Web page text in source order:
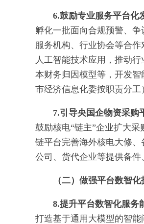
6.鼓励专业服务平台化
孵化一批面向合规预警、
服务机构、行业协会等合
人工智能技术应用，推动
本财务归因模型等，开发智
市经济信息化委按职责分工
7.引导央国企物资采购
鼓励核电“链主”企业扩大
链平台完善海外核电大修
公司、货代企业等提供备件
（二）做强平台数智
8.提升平台数智化服务
打造基于通用大模型的智